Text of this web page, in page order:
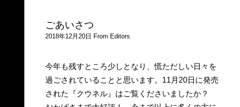
ごあいさつ
2018年12月20日 From Editors
今年も残すところ少しとなり、慌ただしい日々を
過ごされていることと思います。11月20日に発売
された『クウネル』はご覧くださいましたか？